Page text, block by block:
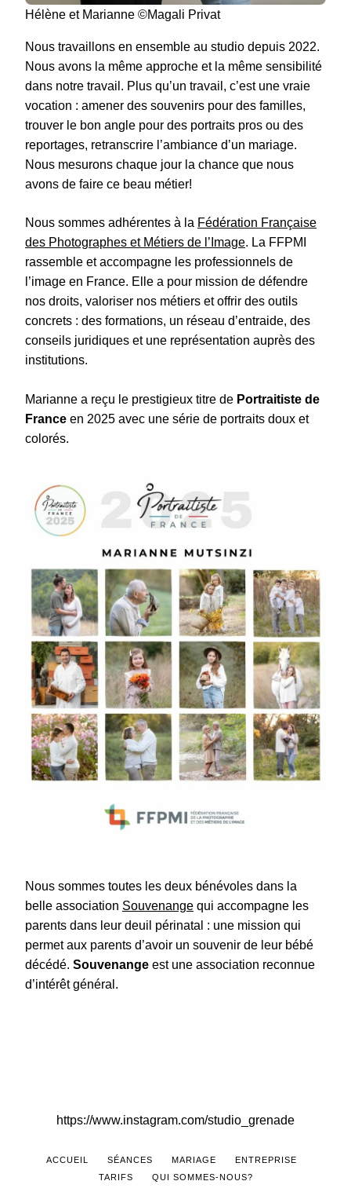
Hélène et Marianne ©Magali Privat
Nous travaillons en ensemble au studio depuis 2022.
Nous avons la même approche et la même sensibilité
dans notre travail. Plus qu’un travail, c’est une vraie
vocation : amener des souvenirs pour des familles,
trouver le bon angle pour des portraits pros ou des
reportages, retranscrire l’ambiance d’un mariage.
Nous mesurons chaque jour la chance que nous
avons de faire ce beau métier!
Nous sommes adhérentes à la Fédération Française
des Photographes et Métiers de l’Image. La FFPMI
rassemble et accompagne les professionnels de
l’image en France. Elle a pour mission de défendre
nos droits, valoriser nos métiers et offrir des outils
concrets : des formations, un réseau d’entraide, des
conseils juridiques et une représentation auprès des
institutions.
Marianne a reçu le prestigieux titre de Portraitiste de
France en 2025 avec une série de portraits doux et
colorés.
Nous sommes toutes les deux bénévoles dans la
belle association Souvenange qui accompagne les
parents dans leur deuil périnatal : une mission qui
permet aux parents d’avoir un souvenir de leur bébé
décédé. Souvenange est une association reconnue
d’intérêt général.
https://www.instagram.com/studio_grenade
ACCUEIL SÉANCES MARIAGE
ENTREPRISE
TARIFS
QUI SOMMES-NOUS?